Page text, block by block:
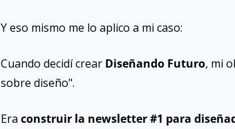
Y eso mismo me lo aplico a mi caso:
Cuando decidí crear Diseñando Futuro, mi
sobre diseño".
Era construir la newsletter #1 para